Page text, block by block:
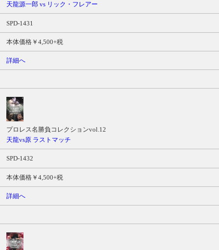
天龍源一郎 vs リック・フレアー
SPD-1431
本体価格￥4,500+税
詳細へ
プロレス名勝負コレクションvol.12
天龍vs原 ラストマッチ
SPD-1432
本体価格￥4,500+税
詳細へ